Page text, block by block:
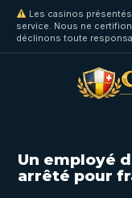
Les casinos
service. Nous ne
déclinons toute
Un employé
arrêté pour